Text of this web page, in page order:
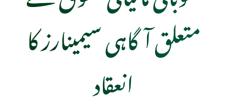
متعلق آگاہی سیمینارز کا
انعقاد